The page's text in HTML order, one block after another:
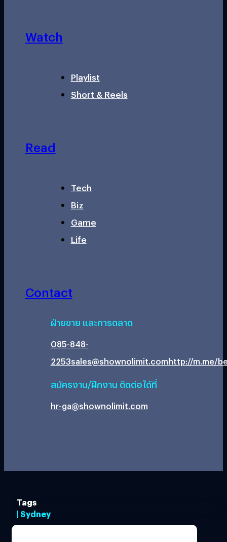
Watch
Playlist
Short & Reels
Read
Tech
Biz
Game
Life
Contact
ฝ่ายขาย และการตลาด
085-848-
2253sales@shownolimit.comhttp://m.me/
สมัครงาน/ฝึกงาน ติดต่อได้ที่
hr-ga@shownolimit.com
Tags
| Sydney